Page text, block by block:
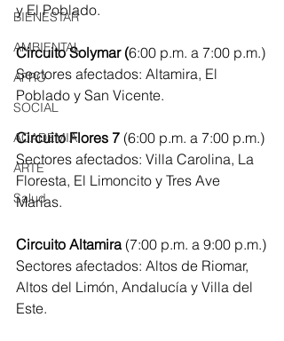
BIENESTAR
AMBIENTAL
AFRO
SOCIAL
ACADEMIA
ARTE
Salud
y El Poblado.
Circuito Solymar (6:00 p.m. a 7:00 p.m.)
Sectores afectados: Altamira, El
Poblado y San Vicente.
Circuito Flores 7 (6:00 p.m. a 7:00 p.m.)
Sectores afectados: Villa Carolina, La
Floresta, El Limoncito y Tres Ave
Marías.
Circuito Altamira (7:00 p.m. a 9:00 p.m.)
Sectores afectados: Altos de Riomar,
Altos del Limón, Andalucía y Villa del
Este.